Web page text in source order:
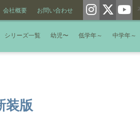
会社概要 お問い合わせ
シリーズ一覧 幼児〜 低学年～ 中学年～
装版